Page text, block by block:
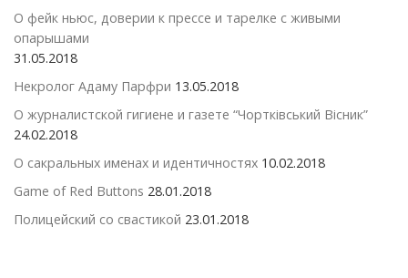
О фейк ньюс, доверии к прессе и тарелке с живыми
опарышами
31.05.2018
Некролог Адаму Парфри 13.05.2018
О журналистской гигиене и газете “Чортківський Вісник”
24.02.2018
О сакральных именах и идентичностях 10.02.2018
Game of Red Buttons 28.01.2018
Полицейский со свастикой 23.01.2018